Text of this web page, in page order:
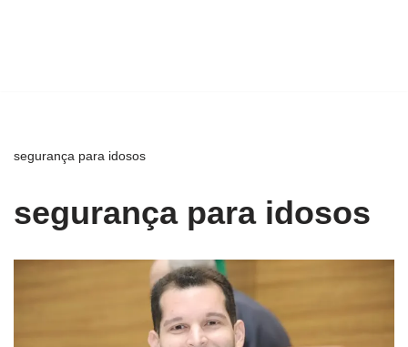
segurança para idosos
segurança para idosos